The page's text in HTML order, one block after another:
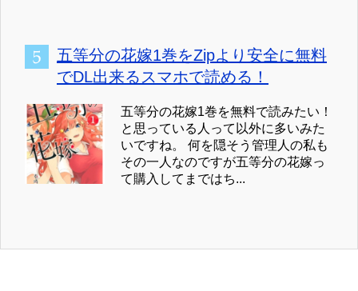
五等分の花嫁1巻をZipより安全に無料
でDL出来るスマホで読める！
五等分の花嫁1巻を無料で読みたい！
と思っている人って以外に多いみた
いですね。 何を隠そう管理人の私も
その一人なのですが五等分の花嫁っ
て購入してまではち...